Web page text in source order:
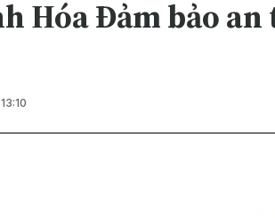
Hóa Đảm bảo